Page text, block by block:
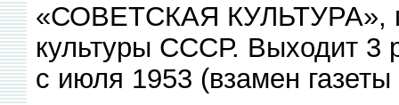
«СОВЕТСКАЯ КУЛЬТУРА»,
культуры СССР. Выходит 3
с июля 1953 (взамен